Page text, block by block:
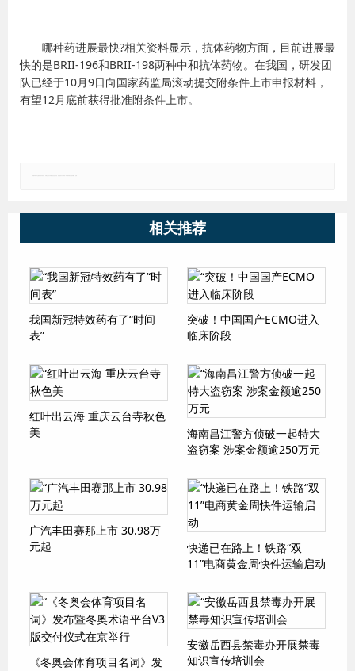
哪种药进展最快?相关资料显示，抗体药物方面，目前进展最
快的是BRII-196和BRII-198两种中和抗体药物。在我国，研发团
队已经于10月9日向国家药监局滚动提交附条件上市申报材料，
有望12月底前获得批准附条件上市。
相关推荐
我国新冠特效药有了“时间
表”
突破！中国国产ECMO进入
临床阶段
红叶出云海 重庆云台寺秋色
美
海南昌江警方侦破一起特大
盗窃案 涉案金额逾250万元
广汽丰田赛那上市 30.98万
元起
快递已在路上！铁路“双
11”电商黄金周快件运输启动
《冬奥会体育项目名词》发
安徽岳西县禁毒办开展禁毒
知识宣传培训会